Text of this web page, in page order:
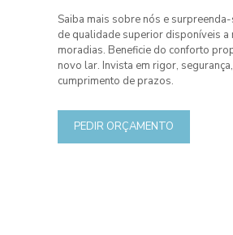
Saiba mais sobre nós e
de qualidade superior disponíveis a
moradias. Beneficie do conforto
novo lar. Invista em rigor,
cumprimento de prazos.
PEDIR ORÇAMENTO